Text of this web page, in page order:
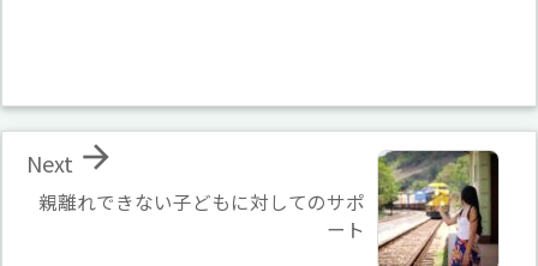
親離れできない子どもに対してのサポ
ート

Next